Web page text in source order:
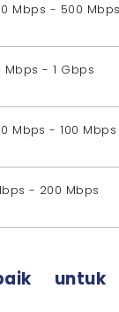
Mbps - 500
Mbps - 1 Gbps
Mbps - 100 Mbps
- 200 Mbps
untuk